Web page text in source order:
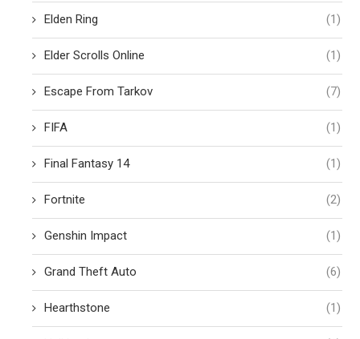
Elden Ring (1)
Elder Scrolls Online (1)
Escape From Tarkov (7)
FIFA (1)
Final Fantasy 14 (1)
Fortnite (2)
Genshin Impact (1)
Grand Theft Auto (6)
Hearthstone (1)